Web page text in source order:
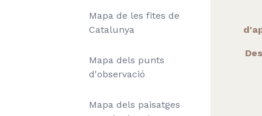
Mapa de les fites de
Catalunya
Mapa dels punts
d'observació
Mapa dels paisatges